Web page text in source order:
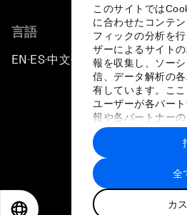
このサイトでは
に合わせたコンテ
フィックの分析を
ザーによるサイト
報を収集し、ソー
信、データ解析の
有しています。こ
ユーザーが各パー
報や各パートナー
に収集された情報
トナーによって使用
す。
全
カ
言語
EN ▪ES▪中文▪ 日本語
プライバシーポリシ
サイトマッ
©
世界経済